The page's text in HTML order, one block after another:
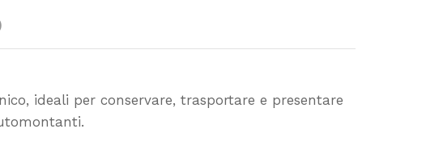
ideali per conservare, trasportare e presentare